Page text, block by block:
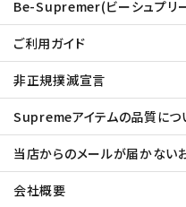
Be-Supremer(ビーシュプリ
ご利用ガイド
非正規撲滅宣言
Supremeアイテムの品質につ
当店からのメールが届かない
会社概要